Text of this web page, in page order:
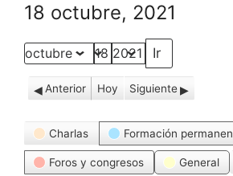
18 octubre, 2021
Mes
Día
Año
Anterior Hoy Siguiente
Categorías
Charlas Formación
Foros y congresos General